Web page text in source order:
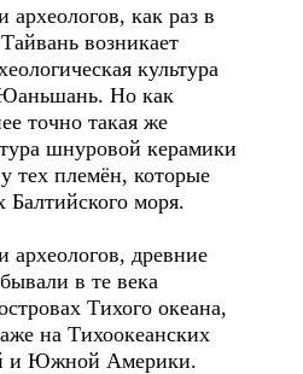
как раз в
возникает
культура
Но как
точно такая же
шнуровой керамики
тех племён, которые
Балтийского моря.
древние
в те века
Тихого океана,
на Тихоокеанских
и Южной Америки.